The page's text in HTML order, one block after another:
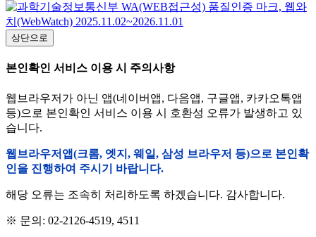
상단으로
본인확인 서비스 이용 시 주의사항
웹브라우저가 아닌 앱(네이버앱, 다음앱, 구글앱, 카카오톡앱
등)으로 본인확인 서비스 이용 시 호환성 오류가 발생하고 있
습니다.
웹브라우저앱(크롬, 엣지, 웨일, 삼성 브라우저 등)으로 본인확
인을 진행하여 주시기 바랍니다.
해당 오류는 조속히 처리하도록 하겠습니다. 감사합니다.
※ 문의: 02-2126-4519, 4511